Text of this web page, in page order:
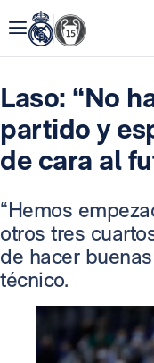
Laso: “No
partido y
de cara al
“Hemos
otros tres
de hacer
técnico.